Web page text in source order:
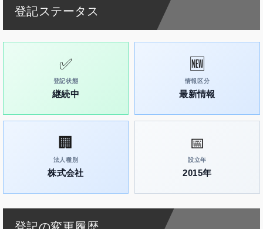
登記ステータス
✅
登記状態
継続中
🆕
情報区分
最新情報
🏢
法人種別
株式会社
📅
設立年
2015年